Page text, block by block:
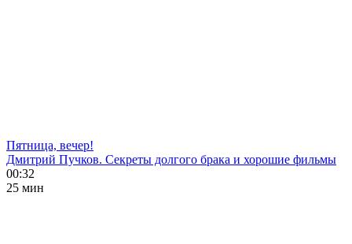
Пятница, вечер!
Дмитрий Пучков. Секреты долгого брака и хорошие фильмы
00:32
25 мин